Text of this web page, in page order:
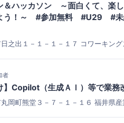
＆ハッカソン ～面白くて、楽
う！～ #参加無料 #U29 #
之出１－１－１－１７ コワーキン
者
】Copilot（生成ＡＩ）等で業務
岡町熊堂３－７－１－１６ 福井県